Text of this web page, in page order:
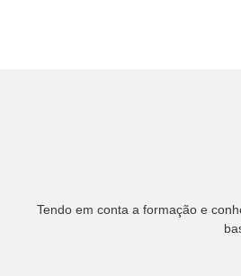
Tendo em conta a formação e